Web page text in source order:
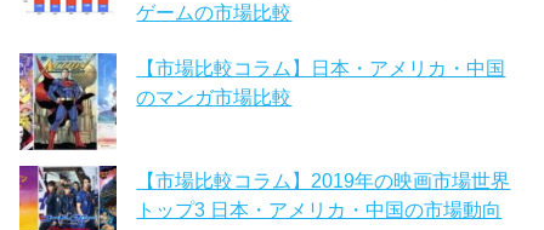
ゲームの市場比較
【市場比較コラム】日本・アメリカ・中国
のマンガ市場比較
【市場比較コラム】2019年の映画市場世界
トップ3 日本・アメリカ・中国の市場動向